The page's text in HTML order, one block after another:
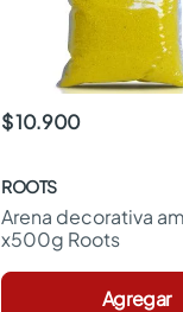
$ 10.900
ROOTS
Arena decorativa
x500g Roots
Agregar